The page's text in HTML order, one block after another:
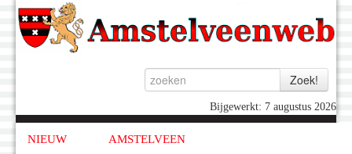
Bijgewerkt: 7 augustus 2026
NIEUW AMSTELVEEN